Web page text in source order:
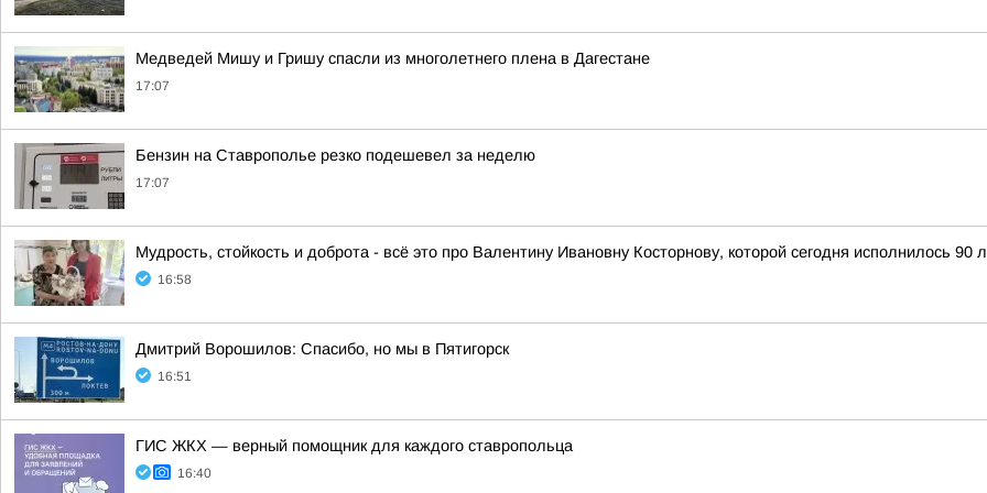
Медведей Мишу и Гришу спасли из многолетнего плена в Дагестане
17:07
Бензин на Ставрополье резко подешевел за неделю
17:07
Мудрость, стойкость и доброта - всё это про Валентину Ивановну Косторнову, которой сегодня исполнилось 90
16:58
Дмитрий Ворошилов: Спасибо, но мы в Пятигорск
16:51
ГИС ЖКХ — верный помощник для каждого ставропольца
16:40